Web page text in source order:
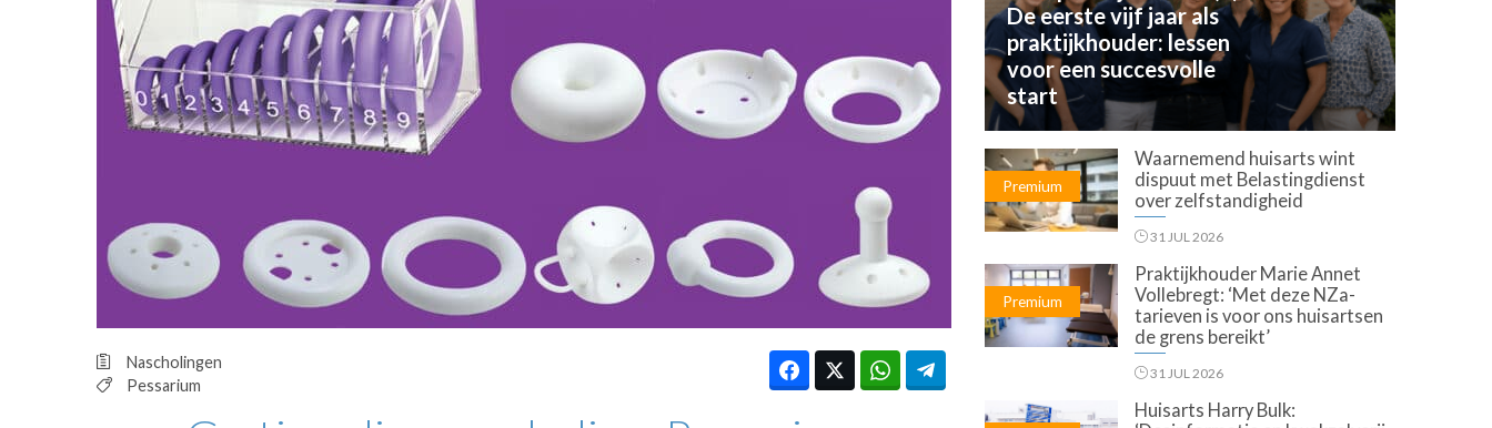
OPINIE
HUISARTSENPOST
PRAKTIJKZAKEN
TARIEVEN
VPHUISARTSEN
INLOGGEN
REGISTRATIE
Nascholingen
Pessarium
De eerste vijf jaar als
praktijkhouder: lessen
voor een succesvolle
start
Premium
Waarnemend huisarts wint
dispuut met Belastingdienst
over zelfstandigheid
31 JUL 2026
Premium
Praktijkhouder Marie Annet
Vollebregt: ‘Met deze NZa-
tarieven is voor ons huisartsen
de grens bereikt’
31 JUL 2026
Huisarts Harry Bulk: